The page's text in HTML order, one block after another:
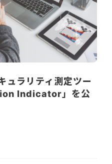
ュラリティ測定ツー
Indicator」を公